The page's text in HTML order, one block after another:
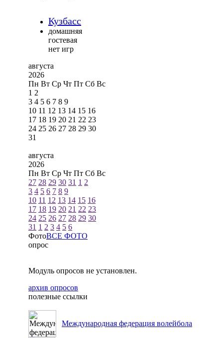
Кузбасс
домашняя
гостевая
нет игр
августа
2026
Пн Вт Ср Чт Пт Сб Вс
1 2
3 4 5 6 7 8 9
10 11 12 13 14 15 16
17 18 19 20 21 22 23
24 25 26 27 28 29 30
31
августа
2026
Пн Вт Ср Чт Пт Сб Вс
27 28 29 30 31 1 2
3 4 5 6 7 8 9
10 11 12 13 14 15 16
17 18 19 20 21 22 23
24 25 26 27 28 29 30
31 1 2 3 4 5 6
ФотоВСЕ ФОТО
опрос
Модуль опросов не установлен.
архив опросов
полезные ссылки
Международная федерация волейбола